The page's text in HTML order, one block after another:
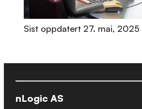
Sist oppdatert 27. mai, 2025
nLogic AS